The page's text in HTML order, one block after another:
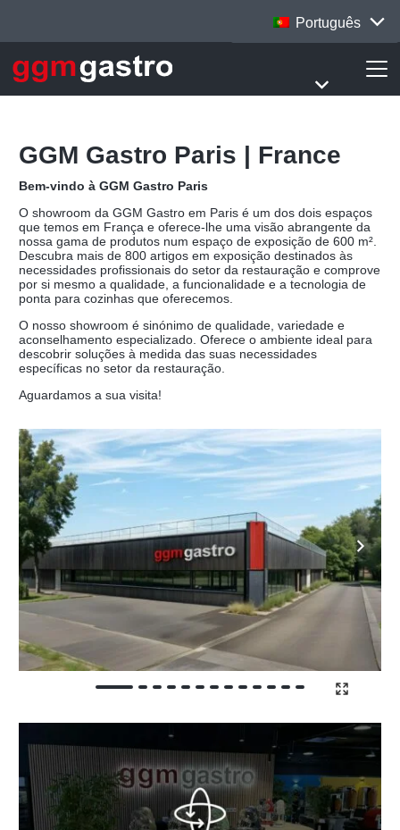
Português
GGM Gastro Paris | France
Bem-vindo à GGM Gastro Paris
O showroom da GGM Gastro em Paris é um dos dois espaços
que temos em França e oferece-lhe uma visão abrangente da
nossa gama de produtos num espaço de exposição de 600 m².
Descubra mais de 800 artigos em exposição destinados às
necessidades profissionais do setor da restauração e comprove
por si mesmo a qualidade, a funcionalidade e a tecnologia de
ponta para cozinhas que oferecemos.
O nosso showroom é sinónimo de qualidade, variedade e
aconselhamento especializado. Oferece o ambiente ideal para
descobrir soluções à medida das suas necessidades
específicas no setor da restauração.
Aguardamos a sua visita!